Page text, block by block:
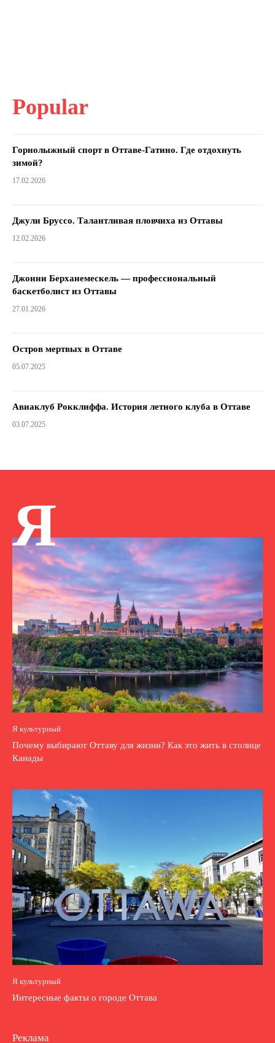
Popular
Горнолыжный спорт в Оттаве-Гатино. Где отдохнуть
зимой?
17.02.2026
Джули Бруссо. Талантливая пловчиха из Оттавы
12.02.2026
Джонни Берханемескель — профессиональный
баскетболист из Оттавы
27.01.2026
Остров мертвых в Оттаве
05.07.2025
Авиаклуб Рокклиффа. История летного клуба в Оттаве
03.07.2025
Я
Я культурный
Почему выбирают Оттаву для жизни? Как это жить в столице
Канады
Я культурный
Интересные факты о городе Оттава
Реклама